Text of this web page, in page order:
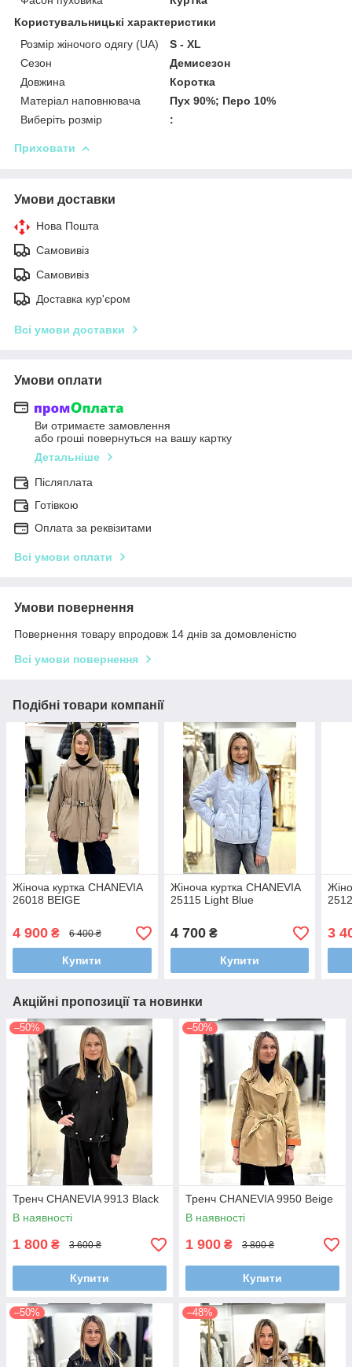
Користувальницькі характеристики
Розмір жіночого одягу (UA)
S - XL
Сезон
Демисезон
Довжина
Коротка
Матеріал наповнювача
Пух 90%; Перо 10%
Виберіть розмір
:
Приховати
Умови доставки
Нова Пошта
Самовивіз
Самовивіз
Доставка кур'єром
Всі умови доставки
Умови оплати
Ви отримаєте замовлення
або гроші повернуться на вашу картку
Детальніше
Післяплата
Готівкою
Оплата за реквізитами
Всі умови оплати
Умови повернення
Повернення товару впродовж 14 днів за домовленістю
Всі умови повернення
Подібні товари компанії
Жіноча куртка CHANEVIA
26018 BEIGE
4 900 ₴ 6 400 ₴
Купити
Жіноча куртка CHANEVIA
25115 Light Blue
4 700₴
Купити
3
Акційні пропозиції та новинки
–50%
Тренч CHANEVIA 9913 Black
В наявності
1 800 ₴ 3 600 ₴
Купити
–50%
Тренч CHANEVIA 9950 Beige
В наявності
1 900 ₴ 3 800 ₴
Купити
–50% –48%